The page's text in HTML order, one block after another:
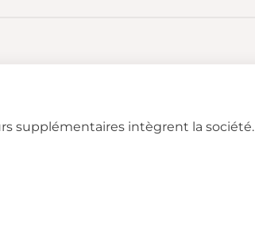
supplémentaires intègrent la société.